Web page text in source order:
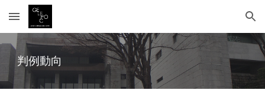
Skip to main content Skip to navigation
判例動向